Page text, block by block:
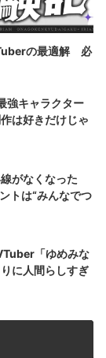
の最適解 必
強キャラクター
は好きだけじゃ
がなくなった
トは“みんなでつ
「ゆめみな
に人間らしすぎ